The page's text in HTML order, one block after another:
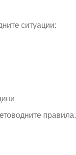
ситуации:
правила.